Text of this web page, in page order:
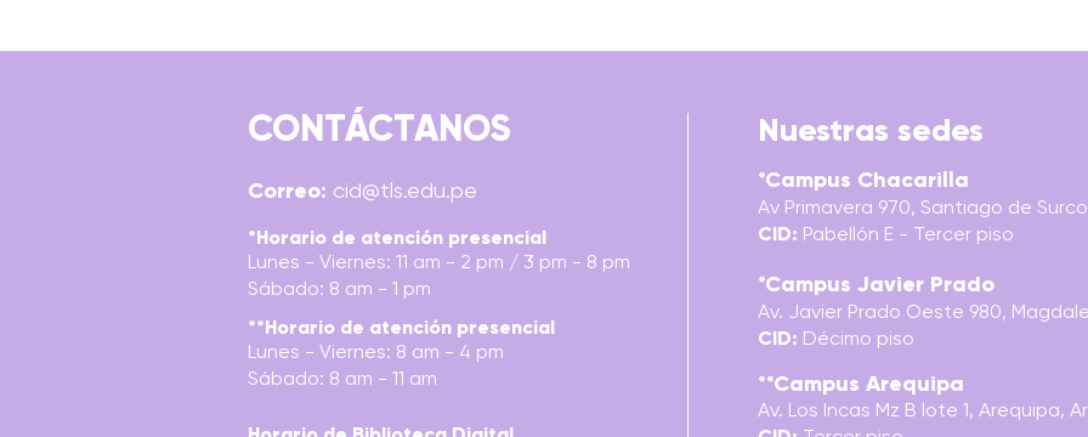
TÉCNICAS DE MAQUILLAJE
CARACTERIZACIÓN
BUYOLOGY: VERDADES Y
MENTIRAS DE POR QUÉ
COMPRAMOS
CONTÁCTANOS
Correo: cid@tls.edu.pe
*Horario de atención presencial
Lunes - Viernes: 11 am - 2 pm / 3 pm - 8 pm
Sábado: 8 am - 1 pm
Nuestras sedes
*Campus Chacarilla
Av Primavera 970, Santiago de
CID: Pabellón E - Tercer piso
*Campus Javier Prado
Av. Javier Prado Oeste 980,
CID: Décimo piso
**Campus Arequipa
Av. Los Incas Mz B lote 1, Arequipa,
**Horario de atención presencial
Lunes - Viernes: 8 am - 4 pm
Sábado: 8 am - 11 am